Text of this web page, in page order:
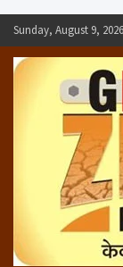
Skip
to
content
Sunday, August 9, 2026